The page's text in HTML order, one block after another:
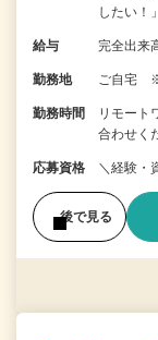
したい！
給与 完全出来
勤務地 ご自宅 ※
勤務時間
リモート
合わせく
応募資格 ＼経験・
後で見る